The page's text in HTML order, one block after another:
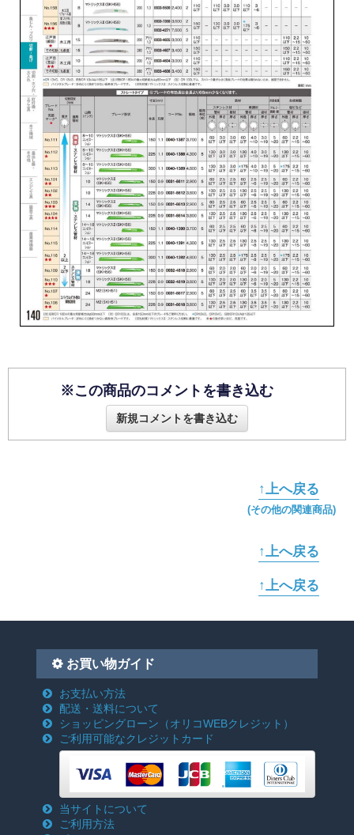
※この商品のコメントを書き込む
新規コメントを書き込む
↑上へ戻る
(その他の関連商品)
↑上へ戻る
↑上へ戻る
お買い物ガイド
お支払い方法
配送・送料について
ショッピングローン （オリコWEBクレジット）
ご利用可能なクレジットカード
当サイトについて
ご利用方法